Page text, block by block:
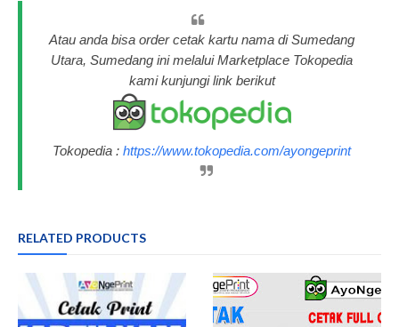
Atau anda bisa order cetak kartu nama di Sumedang
Utara, Sumedang ini melalui Marketplace Tokopedia
kami kunjungi link berikut
Tokopedia : https://www.tokopedia.com/ayongeprint
RELATED PRODUCTS